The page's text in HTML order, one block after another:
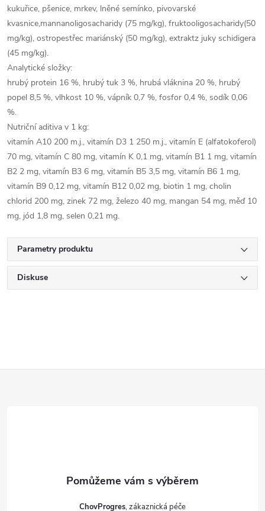
kukuřice, pšenice, mrkev, lněné semínko, pivovarské
kvasnice,mannanoligosacharidy (75 mg/kg), fruktooligosacharidy(50
mg/kg), ostropestřec mariánský (50 mg/kg), extraktz juky schidigera
(45 mg/kg).
Analytické složky:
hrubý protein 16 %, hrubý tuk 3 %, hrubá vláknina 20 %, hrubý
popel 8,5 %, vlhkost 10 %, vápník 0,7 %, fosfor 0,4 %, sodík 0,06
%.
Nutriční aditiva v 1 kg:
vitamín A10 200 m.j., vitamín D3 1 250 m.j., vitamín E (alfatokoferol)
70 mg, vitamín C 80 mg, vitamín K 0,1 mg, vitamín B1 1 mg, vitamín
B2 2 mg, vitamín B3 6 mg, vitamín B5 3,5 mg, vitamín B6 1 mg,
vitamín B9 0,12 mg, vitamín B12 0,02 mg, biotin 1 mg, cholin
chlorid 200 mg, zinek 72 mg, železo 40 mg, mangan 54 mg, měď 10
mg, jód 1,8 mg, selen 0,21 mg.
Parametry produktu
Diskuse
ChovProgres